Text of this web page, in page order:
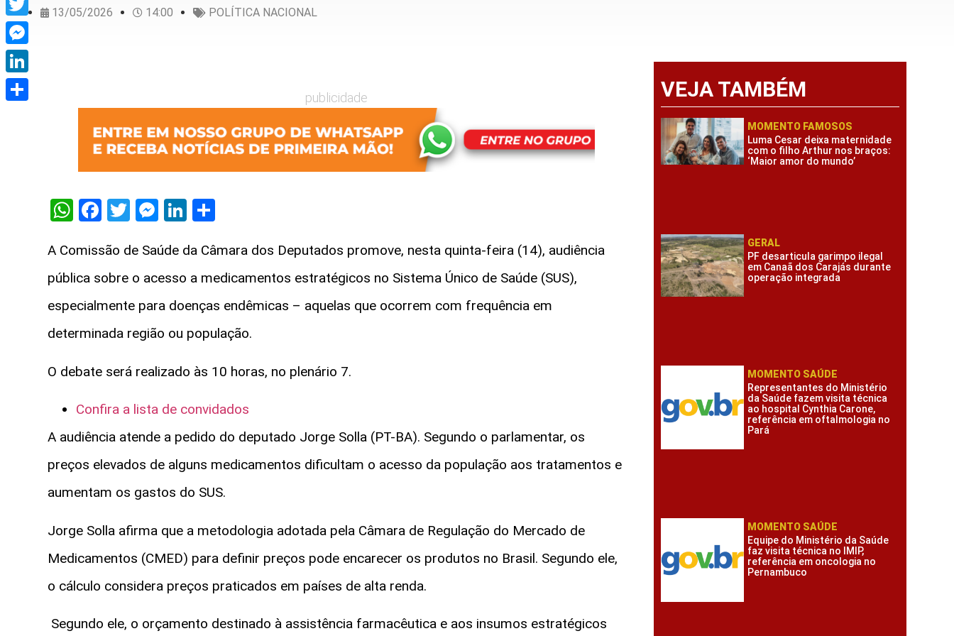
13/05/2026 14:00 POLÍTICA NACIONAL
publicidade
WhatsApp
Facebook
TwitterMessenger
LinkedIn
A Comissão de Saúde da Câmara dos Deputados promove, nesta quinta-feira (14), audiência
pública sobre o acesso a medicamentos estratégicos no Sistema Único de Saúde (SUS),
especialmente para doenças endêmicas – aquelas que ocorrem com frequência em
determinada região ou população.
O debate será realizado às 10 horas, no plenário 7.
Confira a lista de convidados
A audiência atende a pedido do deputado Jorge Solla (PT-BA). Segundo o parlamentar, os
preços elevados de alguns medicamentos dificultam o acesso da população aos tratamentos e
aumentam os gastos do SUS.
Jorge Solla afirma que a metodologia adotada pela Câmara de Regulação do Mercado de
Medicamentos (CMED) para definir preços pode encarecer os produtos no Brasil. Segundo ele,
o cálculo considera preços praticados em países de alta renda.
Segundo ele, o orçamento destinado à assistência farmacêutica e aos insumos estratégicos
VEJA TAMBÉM
MOMENTO FAMOSOS
Luma Cesar deixa maternidade
com o filho Arthur nos braços:
‘Maior amor do mundo’
GERAL
PF desarticula garimpo ilegal
em Canaã dos Carajás durante
operação integrada
MOMENTO SAÚDE
Representantes do Ministério
da Saúde fazem visita técnica
ao hospital Cynthia Carone,
referência em oftalmologia no
Pará
MOMENTO SAÚDE
Equipe do Ministério da Saúde
faz visita técnica no IMIP,
referência em oncologia no
Pernambuco
Twitter
Messenger
LinkedIn